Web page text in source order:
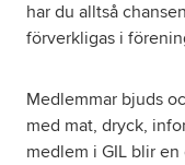
har du alltså
förverkligas i
Medlemmar bjuds
med mat, dryck,
medlem i GIL blir